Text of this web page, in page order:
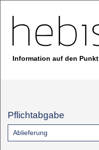
Information auf den Punkt
Pflichtabgabe
Ablieferung